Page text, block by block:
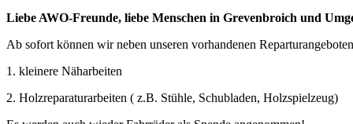
Liebe AWO-Freunde, liebe Menschen in Grevenbroich und
Ab sofort können wir neben unseren vorhandenen
1. kleinere Näharbeiten
2. Holzreparaturarbeiten ( z.B. Stühle, Schubladen, Holzspielzeug)